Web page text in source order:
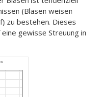
(Blasen weisen
zu bestehen. Dieses
gewisse Streuung in